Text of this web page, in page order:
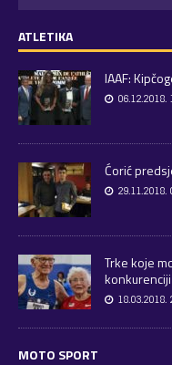
ATLETIKA
IAAF:
06.12.2018.
Ćorić
29.11.2018.
Trke koje
18.03.2018.
MOTO SPORT